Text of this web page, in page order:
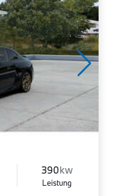
390kw
Leistung